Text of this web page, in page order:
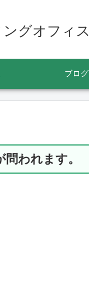
グオフィス
ブログ
われます。